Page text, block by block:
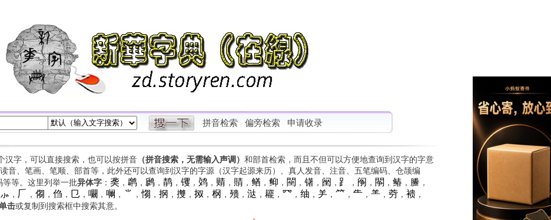
拼音检索 偏旁检索 申请收录
汉字，可以直接搜索，也可以按拼音（拼音搜索，无需输入声调） 和部首检索，而且不但可以方便地查询到汉字的字意
音、笔画、笔顺、部首等，此外还可以查询到汉字的字源（汉字起源来历）、真人发音、注音、五笔编码、仓颉编
等等。这里列举一批异体字： 䶮 ， 䴙， 䴘， 䴖， 䦆， 䴔， 䞍， 䝼， 䲡 ， 䲟 ， 䦟 ， 䦃， 䦷 ， ⻊ ， 䦶 ， 䦛 ， 䲠 ， 䲢 ，
⺗ ， 𠂆 ， 㑳 ， 㑇 ， 㔾 ， 㘚 ， 㘎 ， ⺌ ， 㥮 ， 㧏 ， 㩳， 㧐 ， 㭎 ， 㱮， 㳠 ， 䎱 ， ⺳ ， 䌷 ， ⺶， ⺮ ， ⺧， ⺷， 䓖， 䙌，
击或复制到搜索框中搜索其意。